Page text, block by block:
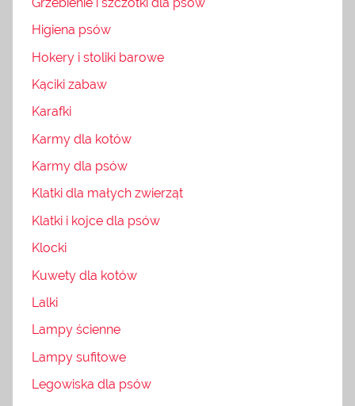
Higiena psów
Hokery i stoliki barowe
Kąciki zabaw
Karafki
Karmy dla kotów
Karmy dla psów
Klatki dla małych zwierząt
Klatki i kojce dla psów
Klocki
Kuwety dla kotów
Lalki
Lampy ścienne
Lampy sufitowe
Legowiska dla psów